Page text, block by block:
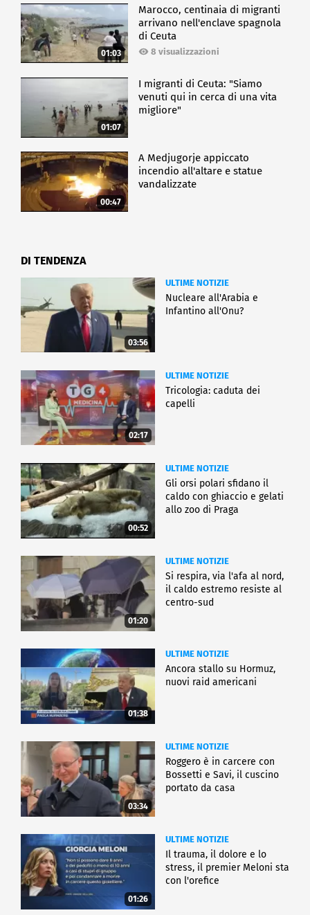
01:03
Marocco, centinaia di migranti
arrivano nell'enclave spagnola
di Ceuta
8 visualizzazioni
01:07
I migranti di Ceuta: "Siamo
venuti qui in cerca di una vita
migliore"
00:47
A Medjugorje appiccato
incendio all'altare e statue
vandalizzate
DI TENDENZA
03:56
ULTIME NOTIZIE
Nucleare all'Arabia e
Infantino all'Onu?
02:17
ULTIME NOTIZIE
Tricologia: caduta dei
capelli
00:52
ULTIME NOTIZIE
Gli orsi polari sfidano il
caldo con ghiaccio e gelati
allo zoo di Praga
01:20
ULTIME NOTIZIE
Si respira, via l'afa al nord,
il caldo estremo resiste al
centro-sud
01:38
ULTIME NOTIZIE
Ancora stallo su Hormuz,
nuovi raid americani
03:34
ULTIME NOTIZIE
Roggero è in carcere con
Bossetti e Savi, il cuscino
portato da casa
01:26
ULTIME NOTIZIE
Il trauma, il dolore e lo
stress, il premier Meloni sta
con l'orefice